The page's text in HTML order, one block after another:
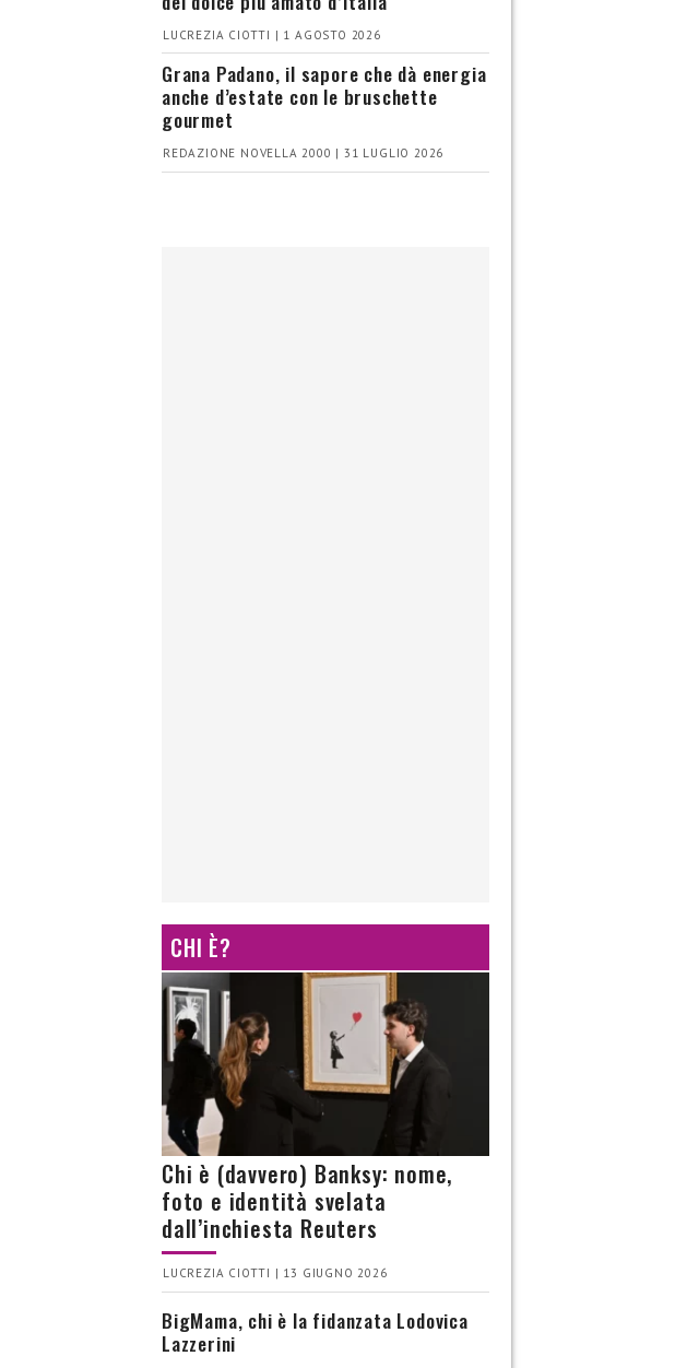
LUCREZIA CIOTTI | 1 AGOSTO 2026
Grana Padano, il sapore che dà energia
anche d’estate con le bruschette
gourmet
REDAZIONE NOVELLA 2000 | 31 LUGLIO 2026
CHI È?
Chi è (davvero) Banksy: nome,
foto e identità svelata
dall’inchiesta Reuters
LUCREZIA CIOTTI | 13 GIUGNO 2026
BigMama, chi è la fidanzata Lodovica
Lazzerini